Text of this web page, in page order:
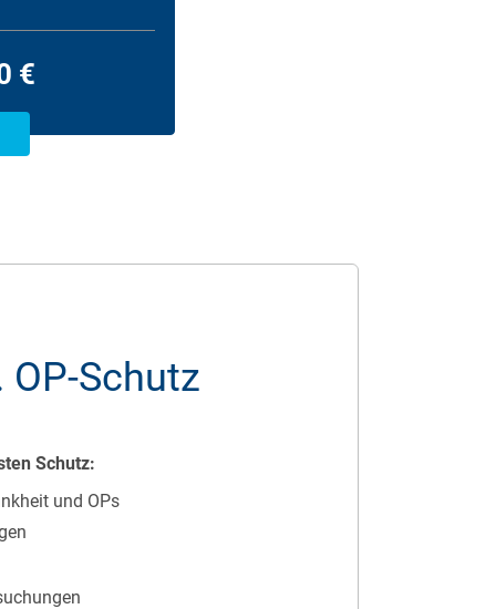
€
Schutz
Schutz:
und OPs